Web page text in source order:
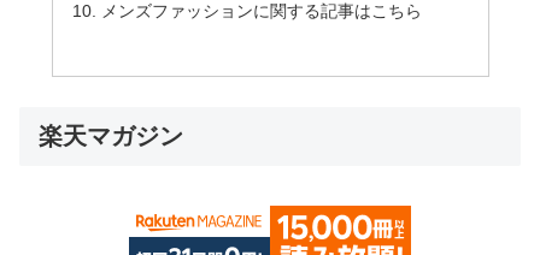
メンズファッションに関する記事はこちら
楽天マガジン